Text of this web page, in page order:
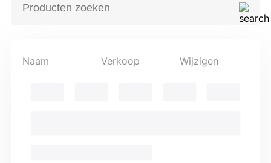
Naam Verkoop Wijzigen